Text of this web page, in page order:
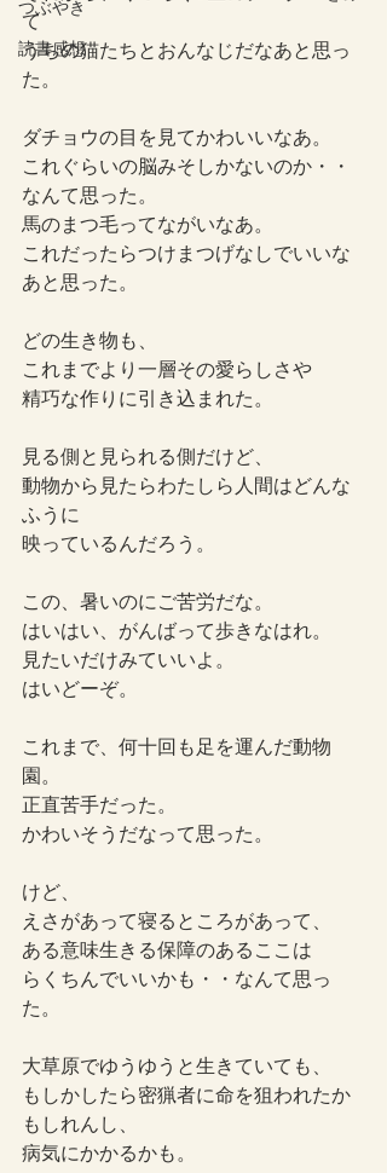
つぶやき
読書感想
て
うちの猫たちとおんなじだなあと思っ
た。
ダチョウの目を見てかわいいなあ。
これぐらいの脳みそしかないのか・・
なんて思った。
馬のまつ毛ってながいなあ。
これだったらつけまつげなしでいいな
あと思った。
どの生き物も、
これまでより一層その愛らしさや
精巧な作りに引き込まれた。
見る側と見られる側だけど、
動物から見たらわたしら人間はどんな
ふうに
映っているんだろう。
この、暑いのにご苦労だな。
はいはい、がんばって歩きなはれ。
見たいだけみていいよ。
はいどーぞ。
これまで、何十回も足を運んだ動物
園。
正直苦手だった。
かわいそうだなって思った。
けど、
えさがあって寝るところがあって、
ある意味生きる保障のあるここは
らくちんでいいかも・・なんて思っ
た。
大草原でゆうゆうと生きていても、
もしかしたら密猟者に命を狙われたか
もしれんし、
病気にかかるかも。